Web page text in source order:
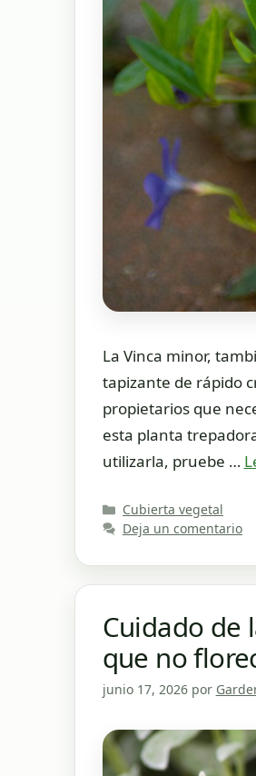
La Vinca minor,
tapizante de rápido
propietarios que
esta planta
utilizarla, pruebe …
Categorías
Cubierta vegetal
Deja un comentario
Cuidado de
que no
junio 17, 2026 por